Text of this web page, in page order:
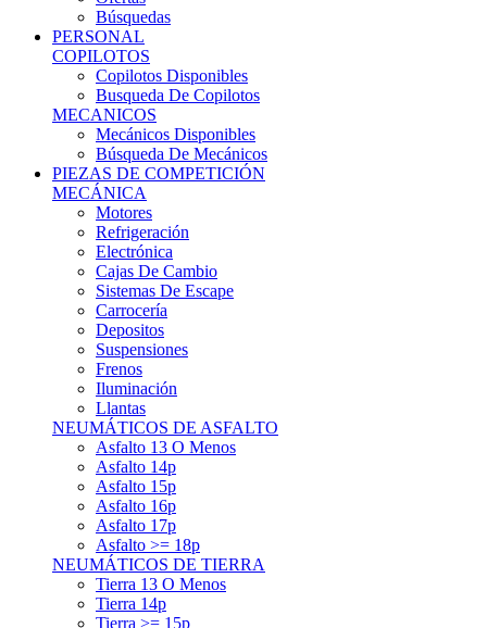
Búsquedas
PERSONAL
COPILOTOS
Copilotos Disponibles
Busqueda De Copilotos
MECANICOS
Mecánicos Disponibles
Búsqueda De Mecánicos
PIEZAS DE COMPETICIÓN
MECÁNICA
Motores
Refrigeración
Electrónica
Cajas De Cambio
Sistemas De Escape
Carrocería
Depositos
Suspensiones
Frenos
Iluminación
Llantas
NEUMÁTICOS DE ASFALTO
Asfalto 13 O Menos
Asfalto 14p
Asfalto 15p
Asfalto 16p
Asfalto 17p
Asfalto >= 18p
NEUMÁTICOS DE TIERRA
Tierra 13 O Menos
Tierra 14p
Tierra >= 15p